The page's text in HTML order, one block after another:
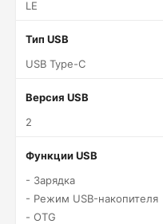
LE
Тип USB
USB Type-C
Версия USB
2
Функции USB
- Зарядка
- Режим USB-накопителя
- OTG